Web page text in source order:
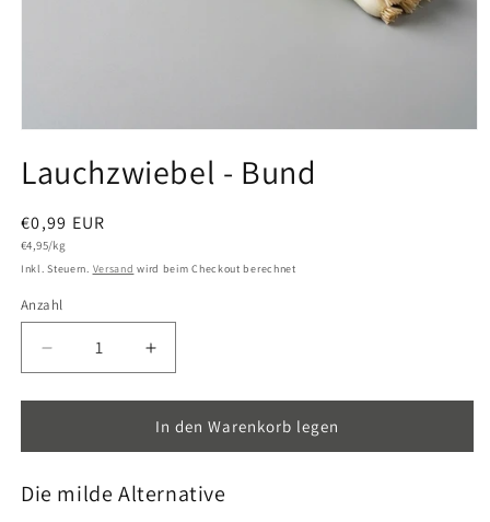
Modal
Lauchzwiebel - Bund
Normaler
Preis
€0,99 EUR
Grundpreis
€4,95/kg
Inkl. Steuern. Versand wird beim Checkout berechnet
Anzahl
Anzahl
Verringere
die
Menge
Lauchzwiebel
Bund
Erhöhe
die
Menge
für
Lauchzwiebel
Bund
In den Warenkorb legen
Die milde Alternative